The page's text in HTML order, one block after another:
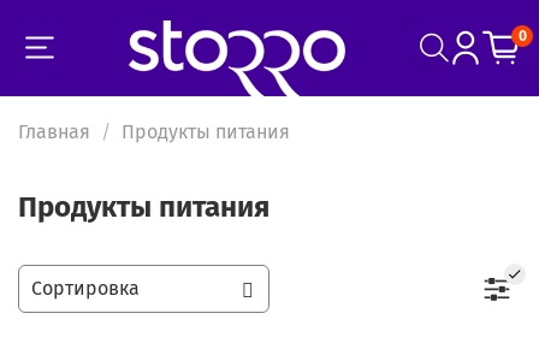
0
Главная Продукты питания
Продукты питания